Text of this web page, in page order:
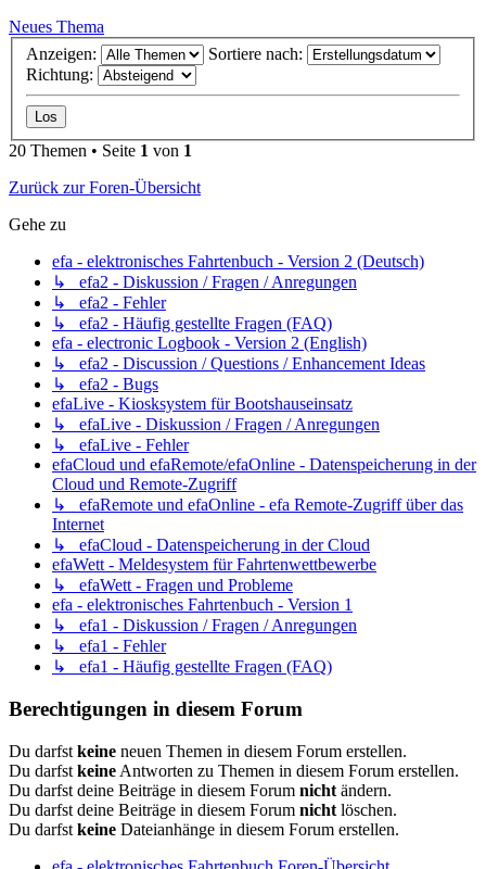
Neues Thema
Anzeigen:
Sortiere nach:
Richtung:
20 Themen • Seite 1 von 1
Zurück zur Foren-Übersicht
Gehe zu
efa - elektronisches Fahrtenbuch - Version 2 (Deutsch)
↳ efa2 - Diskussion / Fragen / Anregungen
↳ efa2 - Fehler
↳ efa2 - Häufig gestellte Fragen (FAQ)
efa - electronic Logbook - Version 2 (English)
↳ efa2 - Discussion / Questions / Enhancement Ideas
↳ efa2 - Bugs
efaLive - Kiosksystem für Bootshauseinsatz
↳ efaLive - Diskussion / Fragen / Anregungen
↳ efaLive - Fehler
efaCloud und efaRemote/efaOnline - Datenspeicherung in der
Cloud und Remote-Zugriff
↳ efaRemote und efaOnline - efa Remote-Zugriff über das
Internet
↳ efaCloud - Datenspeicherung in der Cloud
efaWett - Meldesystem für Fahrtenwettbewerbe
↳ efaWett - Fragen und Probleme
efa - elektronisches Fahrtenbuch - Version 1
↳ efa1 - Diskussion / Fragen / Anregungen
↳ efa1 - Fehler
↳ efa1 - Häufig gestellte Fragen (FAQ)
Berechtigungen in diesem Forum
Du darfst keine neuen Themen in diesem Forum erstellen.
Du darfst keine Antworten zu Themen in diesem Forum erstellen.
Du darfst deine Beiträge in diesem Forum nicht ändern.
Du darfst deine Beiträge in diesem Forum nicht löschen.
Du darfst keine Dateianhänge in diesem Forum erstellen.